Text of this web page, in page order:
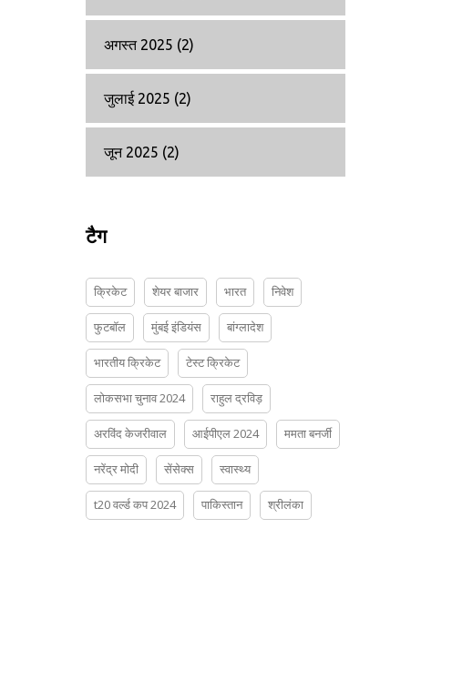
अगस्त 2025 (2)
जुलाई 2025 (2)
जून 2025 (2)
टैग
क्रिकेट शेयर बाजार भारत निवेश
फुटबॉल मुंबई इंडियंस बांग्लादेश
भारतीय क्रिकेट टेस्ट क्रिकेट
लोकसभा चुनाव 2024 राहुल द्रविड़
अरविंद केजरीवाल आईपीएल 2024 ममता बनर्जी
नरेंद्र मोदी सेंसेक्स स्वास्थ्य
t20 वर्ल्ड कप 2024 पाकिस्तान श्रीलंका